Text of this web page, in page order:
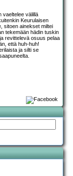
vaeltelee välillä
Keurulaisen
sitoen ainekset miltei
tekemään hädin tuskin
revittelevä osuus pelaa
että huh-huh!
ja silti se